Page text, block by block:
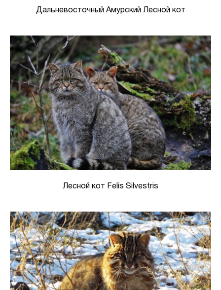
Дальневосточный Амурский Лесной кот
Лесной кот Felis Silvestris